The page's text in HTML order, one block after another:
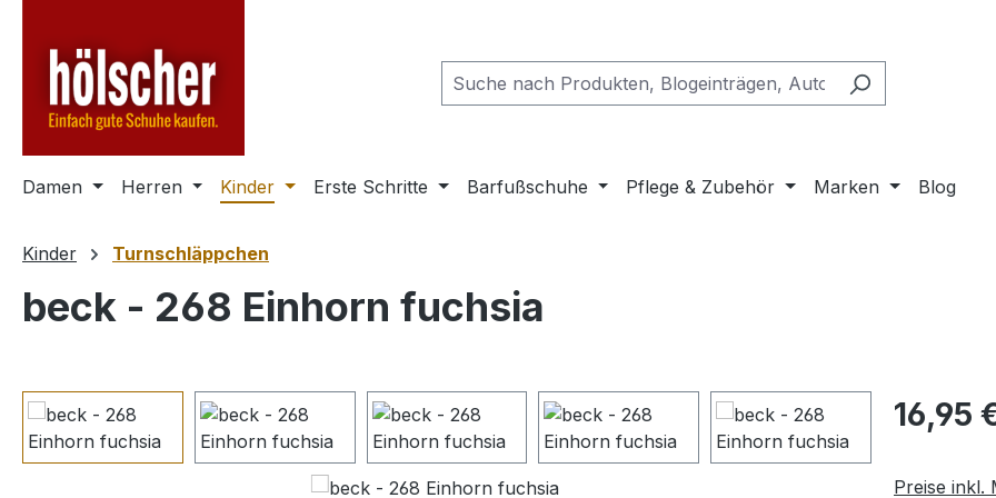
Damen Herren Kinder Erste Schritte Barfußschuhe Pflege & Zubehör Marken Blog
Kinder Turnschläppchen
beck - 268 Einhorn fuchsia
Bildergalerie überspringen Regulärer
16,95
Preise inkl.